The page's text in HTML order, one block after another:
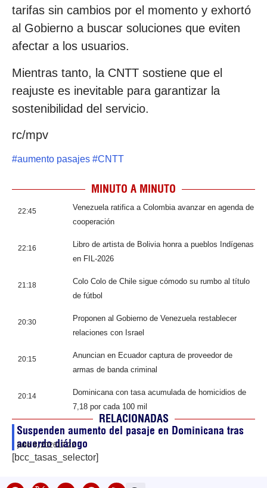
tarifas sin cambios por el momento y exhortó
al Gobierno a buscar soluciones que eviten
afectar a los usuarios.
Mientras tanto, la CNTT sostiene que el
reajuste es inevitable para garantizar la
sostenibilidad del servicio.
rc/mpv
#aumento pasajes #CNTT
MINUTO A MINUTO
22:45
Venezuela ratifica a Colombia avanzar en agenda de
cooperación
22:16
Libro de artista de Bolivia honra a pueblos Indígenas
en FIL-2026
21:18
Colo Colo de Chile sigue cómodo su rumbo al título
de fútbol
20:30
Proponen al Gobierno de Venezuela restablecer
relaciones con Israel
20:15
Anuncian en Ecuador captura de proveedor de
armas de banda criminal
20:14
Dominicana con tasa acumulada de homicidios de
7,18 por cada 100 mil
RELACIONADAS
Suspenden aumento del pasaje en Dominicana tras
acuerdo diálogo
julio 9, 202617:22
[bcc_tasas_selector]